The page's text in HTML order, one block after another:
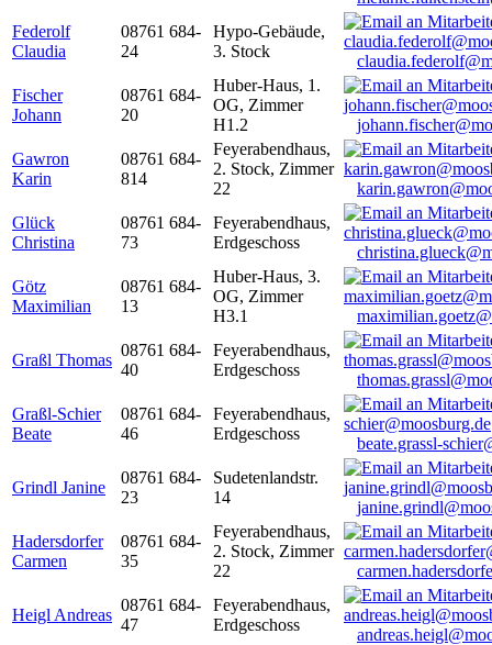
Federolf
Claudia
08761 684-
24
Hypo-Gebäude,
3. Stock
Fischer
Johann
08761 684-
20
Huber-Haus, 1.
OG, Zimmer
H1.2
Gawron
Karin
08761 684-
814
Feyerabendhaus,
2. Stock, Zimmer
22
Glück
Christina
08761 684-
73
Feyerabendhaus,
Erdgeschoss
Götz
Maximilian
08761 684-
13
Huber-Haus, 3.
OG, Zimmer
H3.1
Graßl Thomas
08761 684-
40
Feyerabendhaus,
Erdgeschoss
Graßl-Schier
Beate
08761 684-
46
Feyerabendhaus,
Erdgeschoss
beate.grassl-
Grindl Janine
08761 684-
23
Sudetenlandstr.
14
Hadersdorfer
Carmen
08761 684-
35
Feyerabendhaus,
2. Stock, Zimmer
22
Heigl Andreas
08761 684-
47
Feyerabendhaus,
Erdgeschoss